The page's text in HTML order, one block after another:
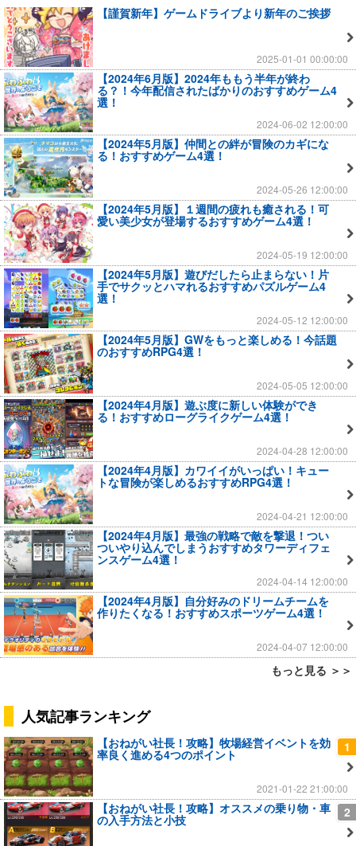
【謹賀新年】ゲームドライブより新年のご挨拶
2025-01-01 00:00:00
【2024年6月版】2024年ももう半年が終わ
る？！今年配信されたばかりのおすすめゲーム4
選！
2024-06-02 12:00:00
【2024年5月版】仲間との絆が冒険のカギにな
る！おすすめゲーム4選！
2024-05-26 12:00:00
【2024年5月版】１週間の疲れも癒される！可
愛い美少女が登場するおすすめゲーム4選！
2024-05-19 12:00:00
【2024年5月版】遊びだしたら止まらない！片
手でサクッとハマれるおすすめパズルゲーム4
選！
2024-05-12 12:00:00
【2024年5月版】GWをもっと楽しめる！今話題
のおすすめRPG4選！
2024-05-05 12:00:00
【2024年4月版】遊ぶ度に新しい体験ができ
る！おすすめローグライクゲーム4選！
2024-04-28 12:00:00
【2024年4月版】カワイイがいっぱい！キュー
トな冒険が楽しめるおすすめRPG4選！
2024-04-21 12:00:00
【2024年4月版】最強の戦略で敵を撃退！つい
ついやり込んでしまうおすすめタワーディフェ
ンスゲーム4選！
2024-04-14 12:00:00
【2024年4月版】自分好みのドリームチームを
作りたくなる！おすすめスポーツゲーム4選！
2024-04-07 12:00:00
もっと見る ＞＞
人気記事ランキング
1
【おねがい社長！攻略】牧場経営イベントを効
率良く進める4つのポイント
2021-01-22 21:00:00
2
【おねがい社長！攻略】オススメの乗り物・車
の入手方法と小技